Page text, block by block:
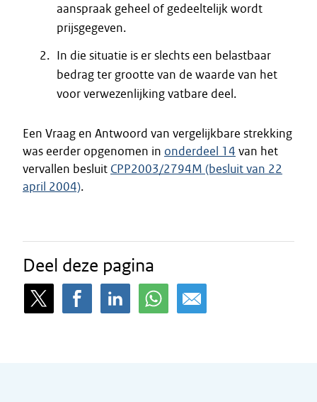
aanspraak geheel of gedeeltelijk wordt
prijsgegeven.
In die situatie is er slechts een belastbaar
bedrag ter grootte van de waarde van het
voor verwezenlijking vatbare deel.
Een Vraag en Antwoord van vergelijkbare strekking
was eerder opgenomen in onderdeel 14 van het
vervallen besluit CPP2003/2794M (besluit van 22
april 2004).
Deel deze pagina